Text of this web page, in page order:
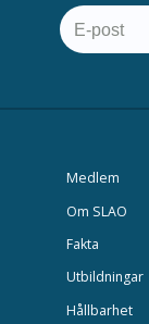
Medlem
Om SLAO
Fakta
Utbildningar
Hållbarhet